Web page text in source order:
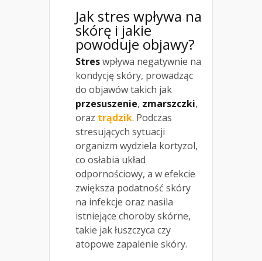
Jak stres wpływa na
skórę i jakie
powoduje objawy?
Streswpływa negatywnie na
kondycję skóry, prowadząc
do objawów takich jak
przesuszenie, zmarszczki,
oraz trądzik. Podczas
stresujących sytuacji
organizm wydziela kortyzol,
co osłabia układ
odpornościowy, a w efekcie
zwiększa podatność skóry
na infekcje oraz nasila
istniejące choroby skórne,
takie jak łuszczyca czy
atopowe zapalenie skóry.